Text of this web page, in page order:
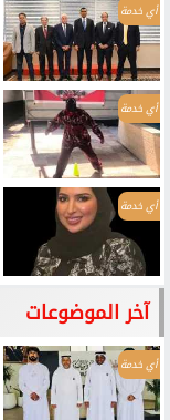
أي خدمة
أي خدمة
أي خدمة
آخر الموضوعات
أي خدمة